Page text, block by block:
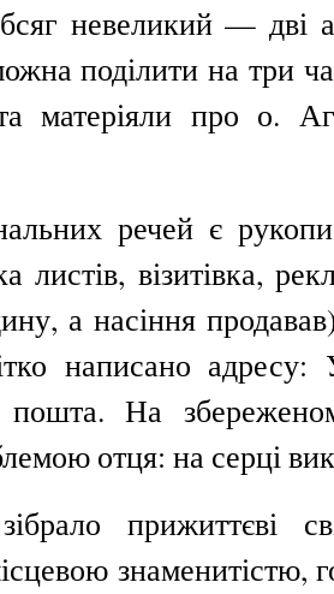
неве­ликий — дві
поділити на три
матеріяли про о.
речей є
листів, візитівка,
а на­сіння
написано
пошта. На
отця: на серці
прижиттєві
знаменитістю,